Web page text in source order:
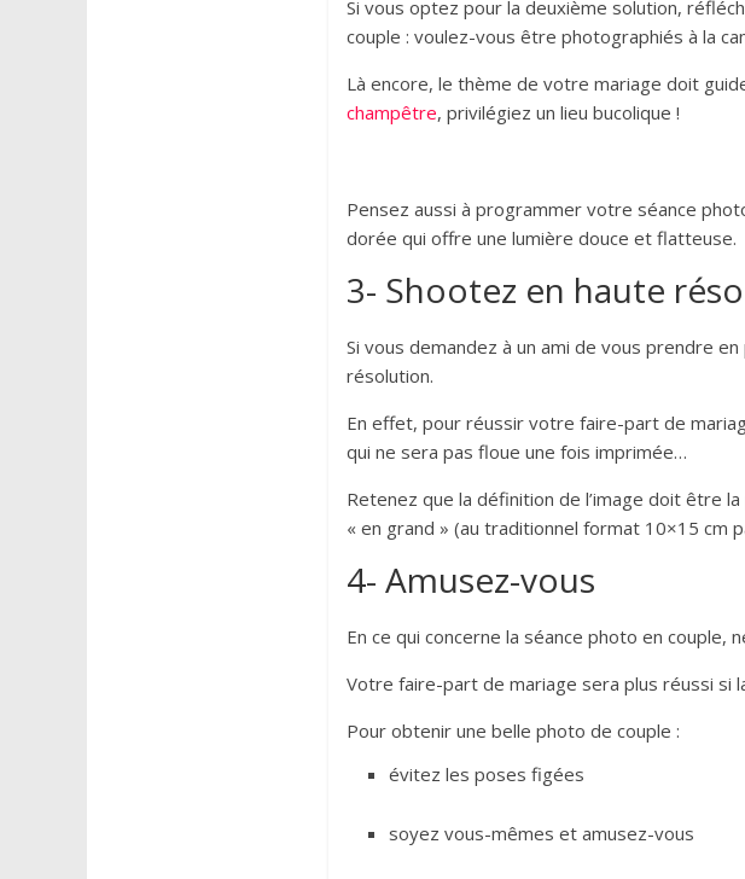
Si vous optez pour la deuxième solution,
couple : voulez-vous être photographiés à la
Là encore, le thème de votre mariage doit
champêtre, privilégiez un lieu bucolique !
Pensez aussi à programmer votre séance
dorée qui offre une lumière douce et flatteuse.
3- Shootez en haute
Si vous demandez à un ami de vous prendre
résolution.
En effet, pour réussir votre faire-part de
qui ne sera pas floue une fois imprimée…
Retenez que la définition de l’image doit être
« en grand » (au traditionnel format 10×15 cm
4- Amusez-vous
En ce qui concerne la séance photo en
Votre faire-part de mariage sera plus réussi si
Pour obtenir une belle photo de couple :
évitez les poses figées
soyez vous-mêmes et amusez-vous